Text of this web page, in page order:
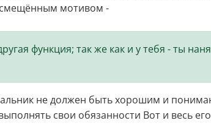
мотивом -
функция; так же как и у тебя - ты
не должен быть хорошим и
свои обязанности Вот и весь